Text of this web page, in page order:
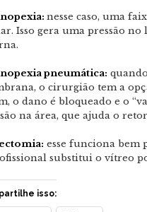
nesse caso, uma
Isso gera uma pressão
pneumática:
o cirurgião tem a
o dano é bloqueado e o
na área, que ajuda o
esse funciona bem
substitui o vítreo
isso: